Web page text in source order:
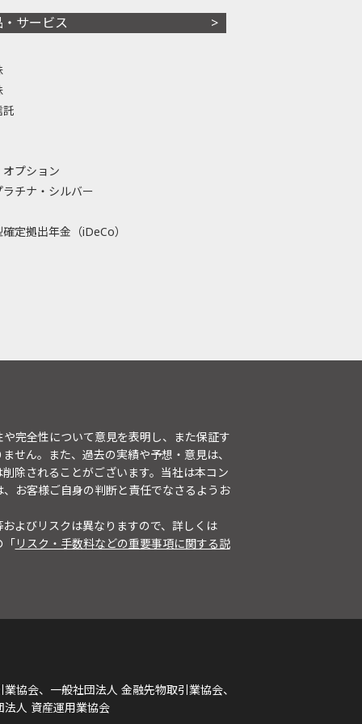
・サービス
託
プション
ラチナ・シルバー
定拠出年金（iDeCo）
完全性について意見を表明し、また保証す
せん。また、過去の実績や予想・意見は、
除されることがございます。当社は本コン
お客様ご自身の判断と責任でなさるようお
よびリスクは異なりますので、詳しくは
「リスク・手数料などの重要事項に関する説
協会、一般社団法人 金融先物取引業協会、
人 資産運用業協会